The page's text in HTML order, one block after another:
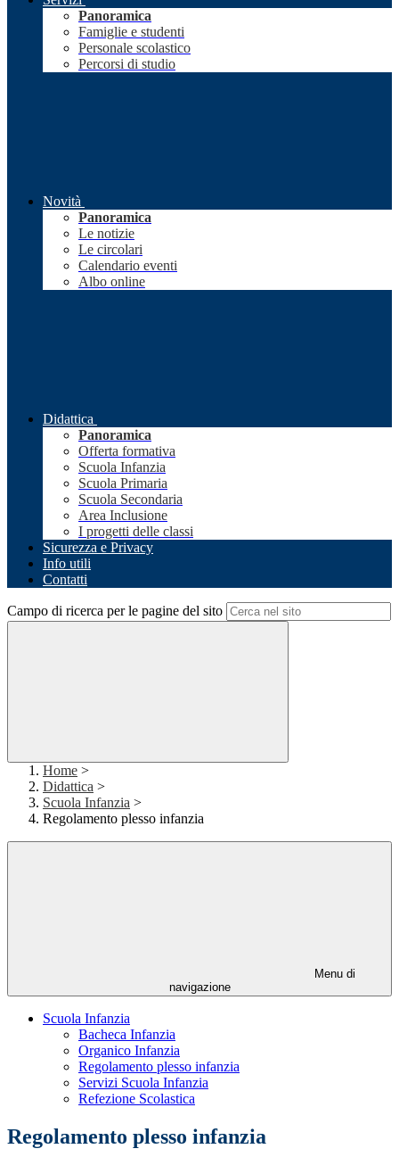
Panoramica
Famiglie e studenti
Personale scolastico
Percorsi di studio
Novità
Panoramica
Le notizie
Le circolari
Calendario eventi
Albo online
Didattica
Panoramica
Offerta formativa
Scuola Infanzia
Scuola Primaria
Scuola Secondaria
Area Inclusione
I progetti delle classi
Sicurezza e Privacy
Info utili
Contatti
Campo di ricerca per le pagine del sito
Home >
Didattica >
Scuola Infanzia >
Regolamento plesso infanzia
Menu di
navigazione
Scuola Infanzia
Bacheca Infanzia
Organico Infanzia
Regolamento plesso infanzia
Servizi Scuola Infanzia
Refezione Scolastica
Regolamento plesso infanzia